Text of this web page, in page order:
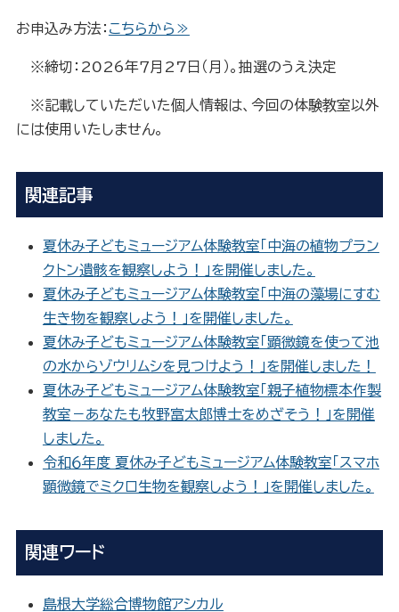
お申込み方法： こちらから≫
※締切：2026年７月27日（月）。抽選のうえ決定
※記載していただいた個人情報は、今回の体験教室以外
には使用いたしません。
関連記事
夏休み子どもミュージアム体験教室「中海の植物プラン
クトン遺骸を観察しよう！」を開催しました。
夏休み子どもミュージアム体験教室「中海の藻場にすむ
生き物を観察しよう！」を開催しました。
夏休み子どもミュージアム体験教室「顕微鏡を使って池
の水からゾウリムシを見つけよう！」を開催しました！
夏休み子どもミュージアム体験教室「親子植物標本作製
教室－あなたも牧野富太郎博士をめざそう！」を開催
しました。
令和６年度 夏休み子どもミュージアム体験教室「スマホ
顕微鏡でミクロ生物を観察しよう！」を開催しました。
関連ワード
島根大学総合博物館アシカル